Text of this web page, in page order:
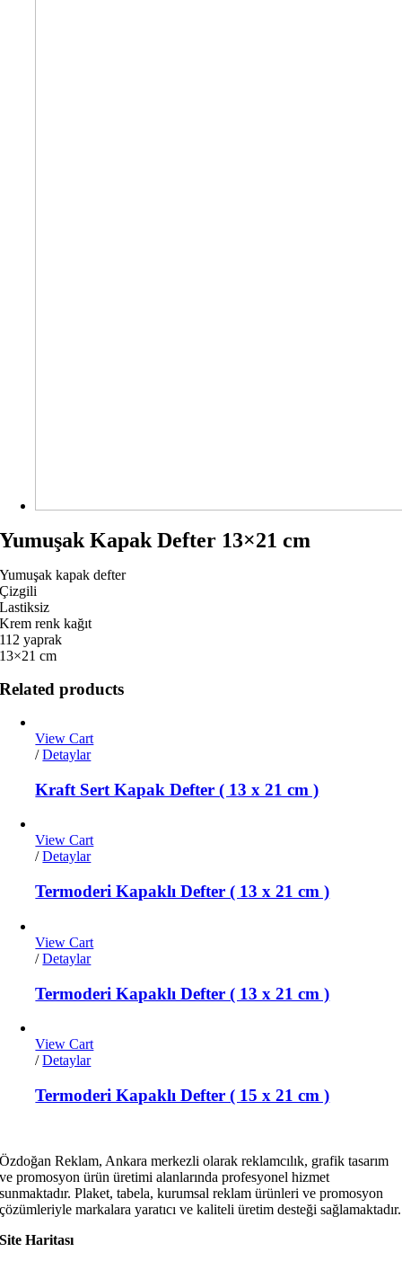
Yumuşak Kapak Defter 13×21 cm
Yumuşak kapak defter
Çizgili
Lastiksiz
Krem renk kağıt
112 yaprak
13×21 cm
Related products
View Cart
/ Detaylar
Kraft Sert Kapak Defter ( 13 x 21 cm )
View Cart
/ Detaylar
Termoderi Kapaklı Defter ( 13 x 21 cm )
View Cart
/ Detaylar
Termoderi Kapaklı Defter ( 13 x 21 cm )
View Cart
/ Detaylar
Termoderi Kapaklı Defter ( 15 x 21 cm )
Özdoğan Reklam, Ankara merkezli olarak reklamcılık, grafik tasarım
ve promosyon ürün üretimi alanlarında profesyonel hizmet
sunmaktadır. Plaket, tabela, kurumsal reklam ürünleri ve promosyon
çözümleriyle markalara yaratıcı ve kaliteli üretim desteği sağlamaktadır.
Site Haritası